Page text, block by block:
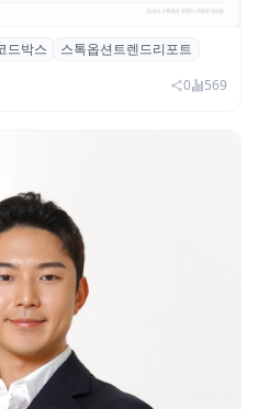
에 18.2%→31.3%…
중도 급증
드박스
스톡옵션트렌드리포트
0 569